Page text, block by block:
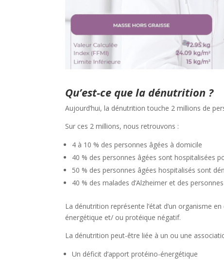
Qu’est-ce que la dénutrition ?
Aujourd’hui, la dénutrition touche 2 millions de
Sur ces 2 millions, nous retrouvons :
4 à 10 % des personnes âgées à domicile
40 % des personnes âgées sont hospitalisées
50 % des personnes âgées hospitalisés sont
40 % des malades d’Alzheimer et des
La dénutrition représente l’état d’un organisme
énergétique et/ ou protéique négatif.
La dénutrition peut-être liée à un ou une
Un déficit d’apport protéino-énergétique